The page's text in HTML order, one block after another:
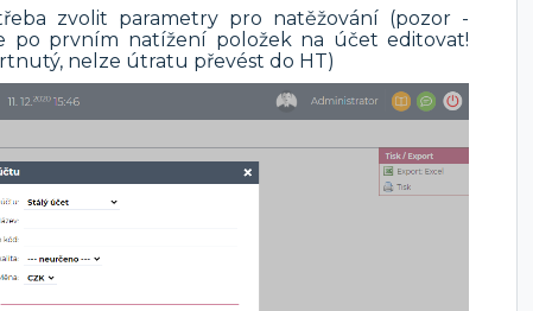
zvolit parametry pro natěžování (pozor -
po prvním natížení položek na účet editovat!
nelze útratu převést do HT)